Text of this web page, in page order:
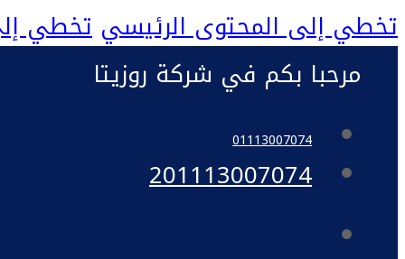
تخطي إلى المحتوى الرئيسي تخطي
مرحبا بكم في شركة روزيتا
01113007074
201113007074